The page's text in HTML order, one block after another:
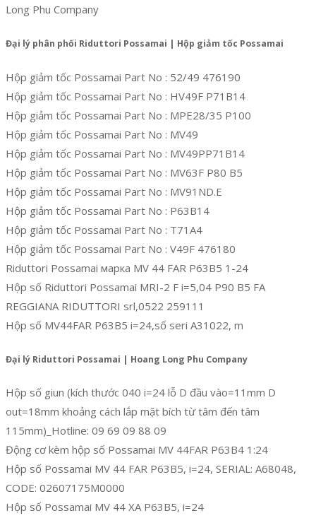
Long Phu Company
Đại lý phân phối Riduttori Possamai | Hộp giảm tốc Possamai
Hộp giảm tốc Possamai Part No : 52/49 476190
Hộp giảm tốc Possamai Part No : HV49F P71B14
Hộp giảm tốc Possamai Part No : MPE28/35 P100
Hộp giảm tốc Possamai Part No : MV49
Hộp giảm tốc Possamai Part No : MV49PP71B14
Hộp giảm tốc Possamai Part No : MV63F P80 B5
Hộp giảm tốc Possamai Part No : MV91ND.E
Hộp giảm tốc Possamai Part No : P63B14
Hộp giảm tốc Possamai Part No : T71A4
Hộp giảm tốc Possamai Part No : V49F 476180
Riduttori Possamai марка MV 44 FAR P63B5 1-24
Hộp số Riduttori Possamai MRI-2 F i=5,04 P90 B5 FA
REGGIANA RIDUTTORI srl,0522 259111
Hộp số MV44FAR P63B5 i=24,số seri A31022, m
Đại lý Riduttori Possamai | Hoang Long Phu Company
Hộp số giun (kích thước 040 i=24 lỗ D đầu vào=11mm D
out=18mm khoảng cách lắp mặt bích từ tâm đến tâm
115mm)_Hotline: 09 69 09 88 09
Động cơ kèm hộp số Possamai MV 44FAR P63B4 1:24
Hộp số Possamai MV 44 FAR P63B5, i=24, SERIAL: A68048,
CODE: 02607175M0000
Hộp số Possamai MV 44 XA P63B5, i=24